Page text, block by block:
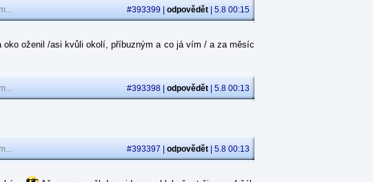
#393399 | odpovědět | 5.8 00:15
oženil /asi kvůli okolí, příbuzným a co já vím / a za měsíc
#393398 | odpovědět | 5.8 00:13
#393397 | odpovědět | 5.8 00:13